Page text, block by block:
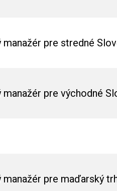
manažér pre stredné
manažér pre východné
manažér pre maďarský